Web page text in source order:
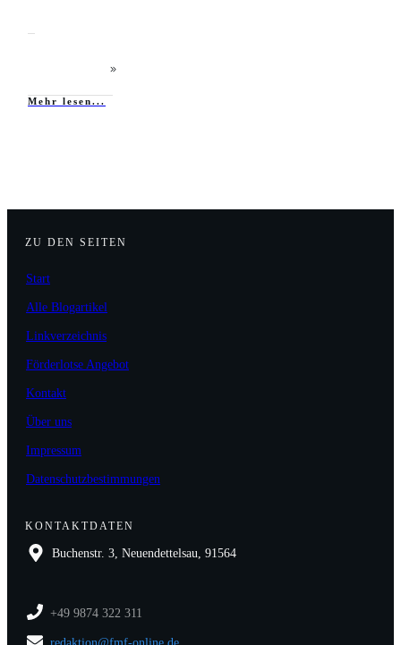
Mehr lesen...
ZU DEN SEITEN
Start
Alle Blogartikel
Linkverzeichnis
Förderlotse Angebot
Kontakt
Über uns
Impressum
Datenschutzbestimmungen
KONTAKTDATEN
Buchenstr. 3, Neuendettelsau, 91564
+49 9874 322 311